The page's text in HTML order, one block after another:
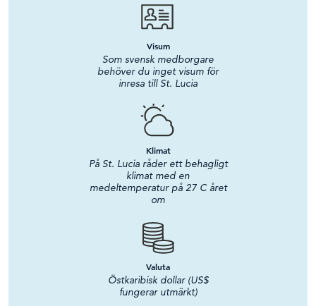
Visum
Som svensk medborgare
behöver du inget visum för
inresa till St. Lucia
Klimat
På St. Lucia råder ett behagligt
klimat med en
medeltemperatur på 27 C året
om
Valuta
Östkaribisk dollar (US$
fungerar utmärkt)